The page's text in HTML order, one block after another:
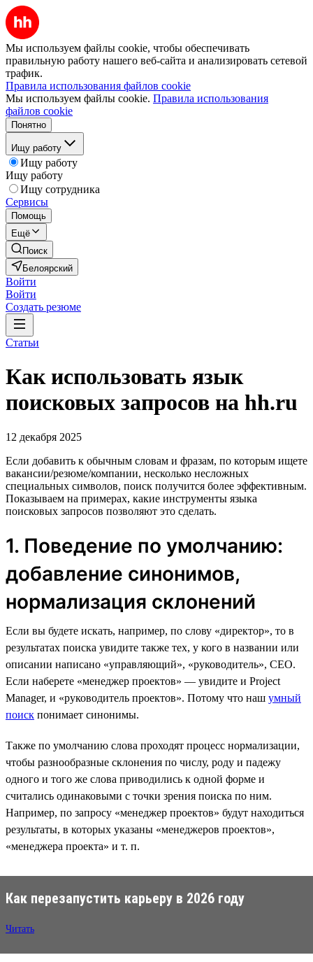
Мы используем файлы cookie, чтобы обеспечивать
правильную работу нашего веб-сайта и анализировать сетевой
трафик.
Правила использования файлов cookie
Мы используем файлы cookie. Правила использования
файлов cookie
Понятно
Ищу работу
Ищу работу
Ищу работу
Ищу сотрудника
Сервисы
Помощь
Ещё
Поиск
Белоярский
Войти
Войти
Создать резюме
Статьи
Как использовать язык
поисковых запросов на hh.ru
12 декабря 2025
Если добавить к обычным словам и фразам, по которым ищете
вакансии/резюме/компании, несколько несложных
специальных символов, поиск получится более эффективным.
Показываем на примерах, какие инструменты языка
поисковых запросов позволяют это сделать.
1. Поведение по умолчанию:
добавление синонимов,
нормализация склонений
Если вы будете искать, например, по слову «директор», то в
результатах поиска увидите также тех, у кого в названии или
описании написано «управляющий», «руководитель», CEO.
Если наберете «менеджер проектов» — увидите и Project
Manager, и «руководитель проектов». Потому что наш умный
поиск понимает синонимы.
Также по умолчанию слова проходят процесс нормализации,
чтобы разнообразные склонения по числу, роду и падежу
одного и того же слова приводились к одной форме и
считались одинаковыми с точки зрения поиска по ним.
Например, по запросу «менеджер проектов» будут находиться
результаты, в которых указаны «менеджеров проектов»,
«менеджера проекта» и т. п.
Как перезапустить карьеру в 2026 году
Читать